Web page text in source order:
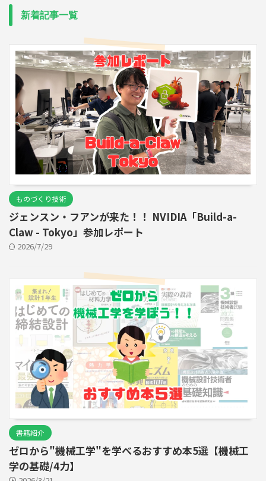
新着記事一覧
ものづくり技術
ジェンスン・フアンが来た！！ NVIDIA「Build-a-
Claw - Tokyo」参加レポート
2026/7/29
書籍紹介
ゼロから"機械工学"を学べるおすすめ本5選【機械工
学の基礎/4力】